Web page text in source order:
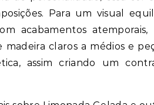
Para um visual
acabamentos
madeira claros a médios e
assim criando um